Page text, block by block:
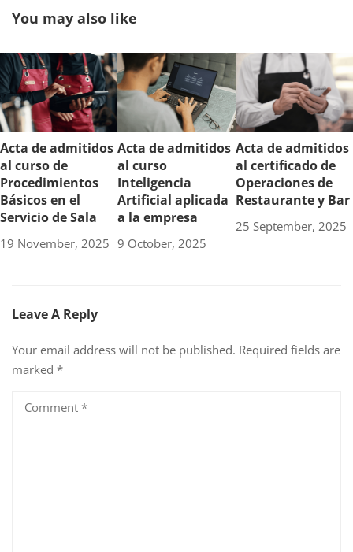
You may also like
Acta de admitidos
al curso de
Procedimientos
Básicos en el
Servicio de Sala
19 November, 2025
Acta de admitidos
al curso
Inteligencia
Artificial aplicada
a la empresa
9 October, 2025
Acta de admitidos
al certificado de
Operaciones de
Restaurante y Bar
25 September, 2025
Leave A Reply
Your email address will not be published. Required fields are
marked *